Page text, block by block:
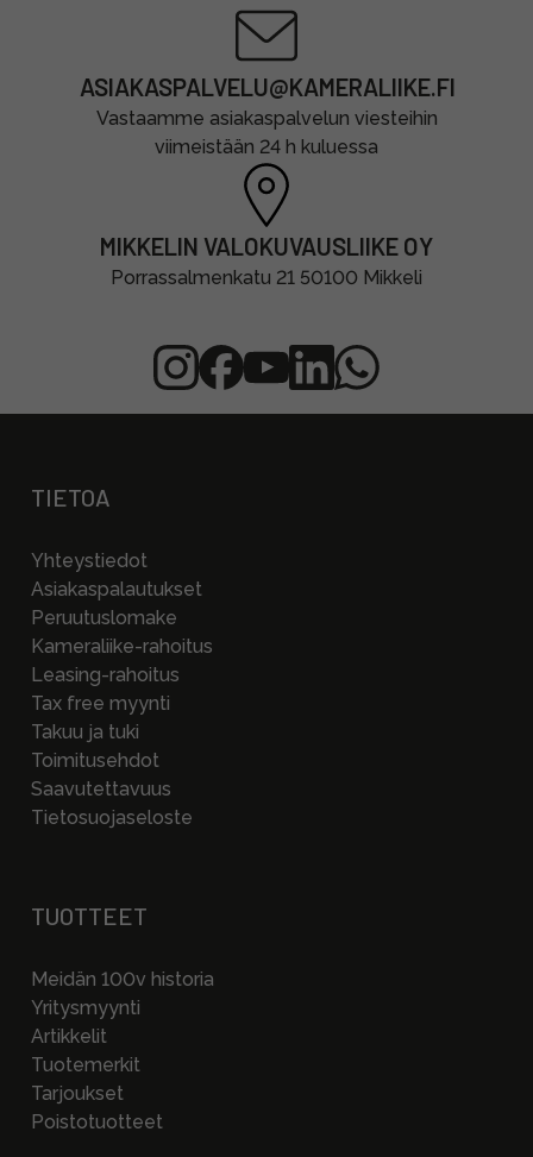
ASIAKASPALVELU@KAMERALIIKE.FI
Vastaamme asiakaspalvelun viesteihin
viimeistään 24 h kuluessa
MIKKELIN VALOKUVAUSLIIKE OY
Porrassalmenkatu 21 50100 Mikkeli
TIETOA
Yhteystiedot
Asiakaspalautukset
Peruutuslomake
Kameraliike-rahoitus
Leasing-rahoitus
Tax free myynti
Takuu ja tuki
Toimitusehdot
Saavutettavuus
Tietosuojaseloste
TUOTTEET
Meidän 100v historia
Yritysmyynti
Artikkelit
Tuotemerkit
Tarjoukset
Poistotuotteet